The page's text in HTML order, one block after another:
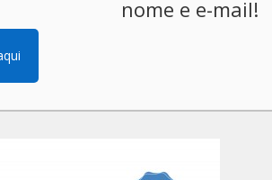
nome e e-mail!